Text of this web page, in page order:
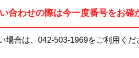
合わせの際は今一度番号をお確
場合は、 042-503-1969をご利用くだ